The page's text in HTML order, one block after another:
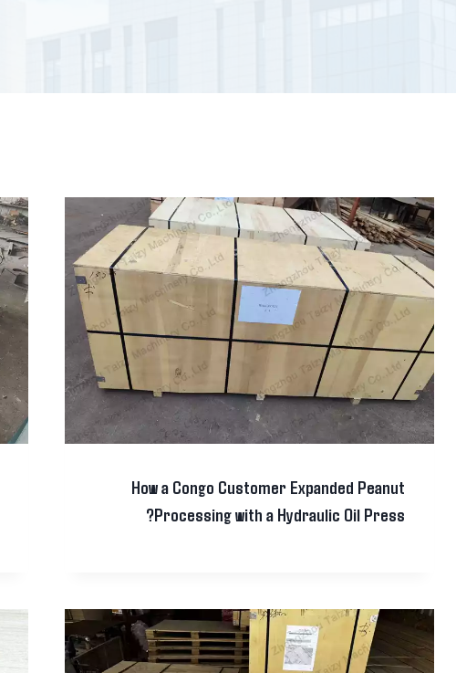
How a Congo Customer Expanded Peanut
Processing with a Hydraulic Oil Press?